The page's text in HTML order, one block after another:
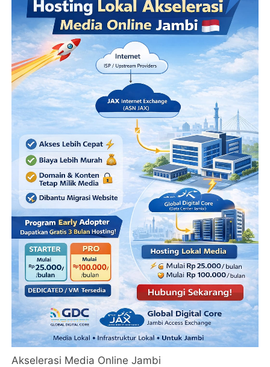
Akselerasi Media Online Jambi